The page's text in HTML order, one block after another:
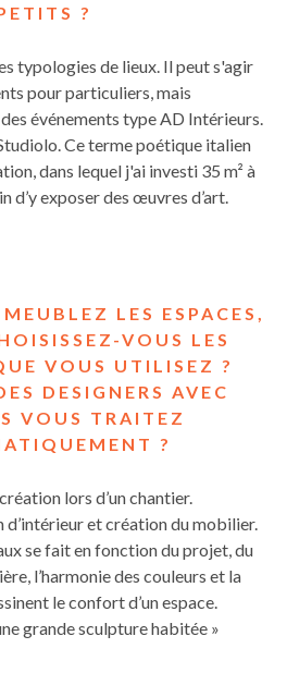
?
typologies de lieux. Il peut s'agir
pour particuliers, mais
événements type AD Intérieurs.
Ce terme poétique italien
dans lequel j'ai investi 35 m² à
d’y exposer des œuvres d’art.
LES ESPACES,
VOUS LES
VOUS UTILISEZ ?
DESIGNERS AVEC
VOUS TRAITEZ
?
lors d’un chantier.
et création du mobilier.
se fait en fonction du projet, du
l’harmonie des couleurs et la
le confort d’un espace.
grande sculpture habitée »